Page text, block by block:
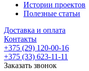
Истории проектов
Полезные статьи
Доставка и оплата
Контакты
+375 (29) 120-00-16
+375 (33) 623-11-11
Заказать звонок